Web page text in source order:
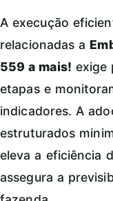
A execução
relacionadas a
559 a mais! exige
etapas e
indicadores. A
estruturados
eleva a eficiência
assegura a